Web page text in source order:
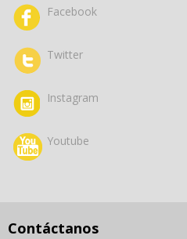
Facebook
Twitter
Instagram
Youtube
Contáctanos